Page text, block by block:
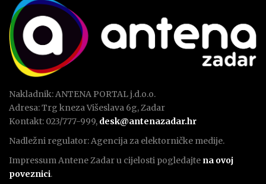
Nakladnik: ANTENA PORTAL j.d.o.o.
Adresa: Trg kneza Višeslava 6g, Zadar
Kontakt: 023/777-999, desk@antenazadar.hr
Nadležni regulator: Agencija za elektorničke medije.
Impressum Antene Zadar u cijelosti pogledajte na ovoj
poveznici.